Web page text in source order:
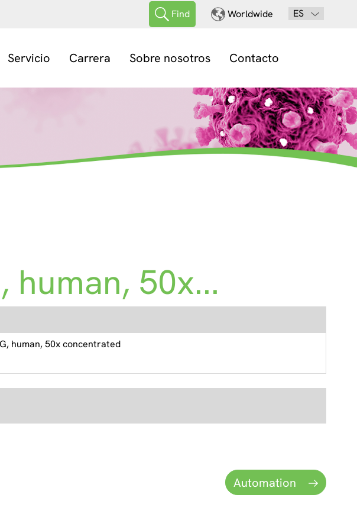
Find Worldwide ES
Servicio Carrera Sobre nosotros Contacto
human, 50x...
human, 50x concentrated
Automation